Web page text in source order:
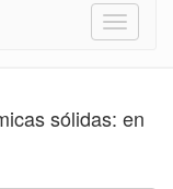
Toggle
sólidas: en